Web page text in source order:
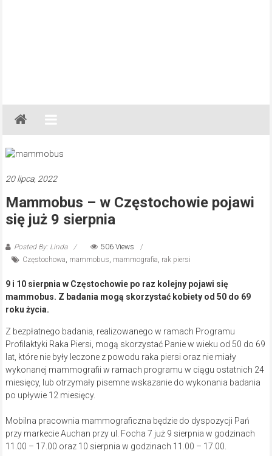
Gazeta
Regionalna
Częstochowa,
Lubliniec,
20 lipca, 2022
Mammobus – w Częstochowie pojawi
się już 9 sierpnia
Posted By: Linda
506 Views
Częstochowa, mammobus, mammografia, rak piersi
9 i 10 sierpnia w Częstochowie po raz kolejny pojawi się
mammobus. Z badania mogą skorzystać kobiety od 50 do 69
roku życia.
Z bezpłatnego badania, realizowanego w ramach Programu
Profilaktyki Raka Piersi, mogą skorzystać Panie w wieku od 50 do 69
lat, które nie były leczone z powodu raka piersi oraz nie miały
wykonanej mammografii w ramach programu w ciągu ostatnich 24
miesięcy, lub otrzymały pisemne wskazanie do wykonania badania
po upływie 12 miesięcy.
Mobilna pracownia mammograficzna będzie do dyspozycji Pań
przy markecie Auchan przy ul. Focha 7 już 9 sierpnia w godzinach
11.00 – 17.00 oraz 10 sierpnia w godzinach 11.00 – 17.00.